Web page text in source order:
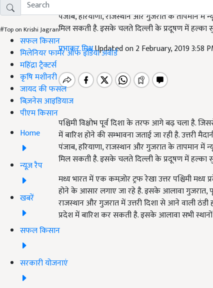
#Top on Krishi Jagran
सफल किसान
मिलेनियर फार्मर ऑफ इंडिया अवॉर्ड
महिंद्रा ट्रैक्टर्स
कृषि मशीनरी
जायद की फसल
बिज़नेस आइडियाज
पीएम किसान
Home
न्यूज़ रैप
खबरें
सफल किसान
सरकारी योजनाएं
पंजाब, हरियाणा, राजस्थान और गुजरात के तापमान में
मिल सकती है. इसके चलते दिल्ली के प्रदूषण में हल्का
प्रभाकर मिश्रUpdated on 2 February, 2019 3:58
पश्चिमी विक्षोभ पूर्व दिशा के तरफ आगे बढ़ चला है.
में बारिश होने की सम्भावना जताई जा रही है. उत्तरी
पंजाब, हरियाणा, राजस्थान और गुजरात के तापमान में
मिल सकती है. इसके चलते दिल्ली के प्रदूषण में हल्का
मध्य भारत में एक कमज़ोर ट्रफ रेखा उत्तर पश्चिमी मध्य
होने के आसार लगाए जा रहे है. इसके आलावा गुजरात,
राजस्थान और गुजरात में उत्तरी दिशा से आने वाली
प्रदेश में बारिश कर सकती है. इसके आलावा सभी